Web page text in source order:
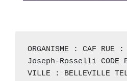
ORGANISME : CAF
Joseph-Rosselli CODE
VILLE : BELLEVILLE